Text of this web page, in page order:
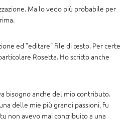
Ma lo vedo più probabile per
ed "editare" file di testo. Per certe
Rosetta. Ho scritto anche
bisogno anche del mio contributo.
delle mie più grandi passioni, fu
non avevo mai contribuito a una